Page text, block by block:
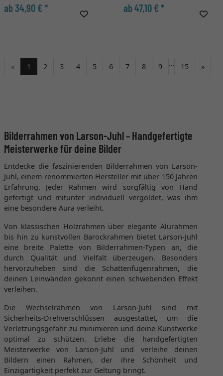
ab 34,90 € * ab 47,10 € *
« 1 2 3 4 5 6 7 8 9 ... 15 »
Bilderrahmen von Larson-Juhl – Handgefertigte
Meisterwerke für deine Bilder
Entdecke die faszinierenden Bilderrahmen von Larson-
Juhl, einem renommierten Hersteller mit über 150 Jahren
Erfahrung. Jeder Rahmen wird sorgfältig von Hand
gefertigt und mitunter individuell vergoldet, was ihm
eine besondere Aura verleiht.
Von klassischen Holzrahmen über elegante Alurahmen
bis hin zu kunstvollen Barockrahmen bietet Larson-Juhl
eine breite Palette von Bilderrahmen-Typen an, die
durch Qualität und Vielfalt überzeugen. Besonders
hervorzuheben sind die Schattenfugenrahmen, die
deinen Leinwänden gekonnt einen schwebenden Effekt
verleihen.
Die Wechselrahmen von Larson-Juhl sind mit
Sicherheits-Drehverschlüssen ausgestattet, um die
Verletzungsgefahr zu minimieren und deine Kunstwerke
optimal zu schützen. Erlebe die handgefertigten
Meisterwerke von Larson-Juhl und verleihe deinen
Bildern einen Rahmen, der ihre Schönheit und
Einzigartigkeit perfekt zur Geltung bringt.